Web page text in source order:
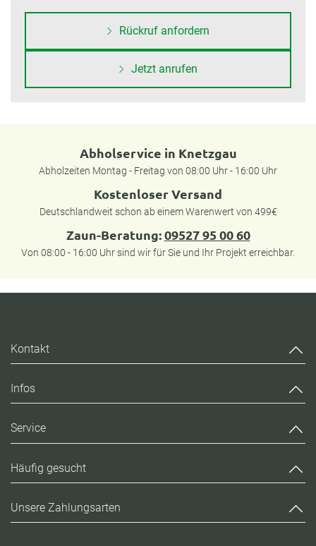
Rückruf anfordern
Jetzt anrufen
Abholservice in Knetzgau
Abholzeiten Montag - Freitag von 08:00 Uhr - 16:00 Uhr
Kostenloser Versand
Deutschlandweit schon ab einem Warenwert von 499€
Zaun-Beratung:09527 95 00 60
Von 08:00 - 16:00 Uhr sind wir für Sie und Ihr Projekt erreichbar.
Kontakt
Infos
Service
Häufig gesucht
Unsere Zahlungsarten